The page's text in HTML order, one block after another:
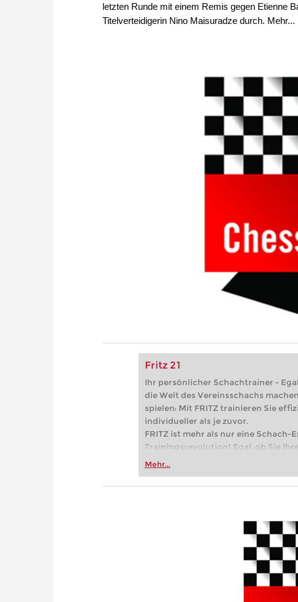
letzten Runde mit einem Remis gegen Etienne
Titelverteidigerin Nino Maisuradze durch. Mehr...
Fritz 21
Ihr persönlicher Schachtrainer -
die Welt des Vereinsschachs
spielen: Mit FRITZ trainieren Sie
individueller als je zuvor.
FRITZ ist mehr als nur eine Schach-
Trainingsrevolution! Egal, ob Sie
Vereinsschachs machen oder
zuvor.
Mehr...